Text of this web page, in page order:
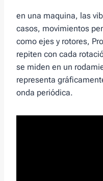
en una maquina, las
casos, movimientos
como ejes y rotores,
repiten con cada
se miden en un
representa
onda periódica.